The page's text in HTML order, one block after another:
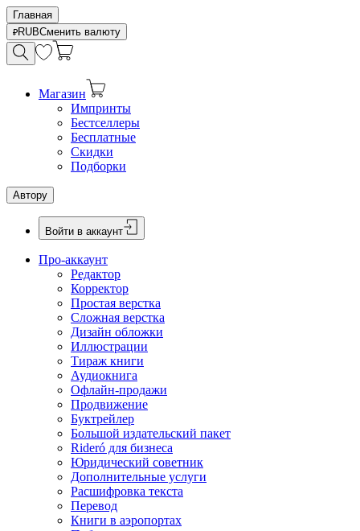
Главная
RUBСменить валюту
Магазин
Импринты
Бестселлеры
Бесплатные
Скидки
Подборки
Автору
Войти в аккаунт
Про-аккаунт
Редактор
Корректор
Простая верстка
Сложная верстка
Дизайн обложки
Иллюстрации
Тираж книги
Аудиокнига
Офлайн-продажи
Продвижение
Буктрейлер
Большой издательский пакет
Rideró для бизнеса
Юридический советник
Дополнительные услуги
Расшифровка текста
Перевод
Книги в аэропортах